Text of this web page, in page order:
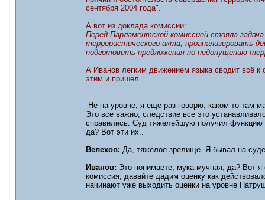
сентября 2004 года".
А вот из доклада комиссии:
Перед Парламентской комиссией стояла
террористического акта, проанализировать
подготовить предложения по недопущению
А Иванов легким движением языка сводит всё к
этим и пришел.
Не на уровне, я еще раз говорю, каком-то там
Это все важно, следствие все это
справились. Суд тяжелейшую получил функцию
да? Вот эти их..
Велехов: Да, тяжёлое зрелище. Я бывал на
Иванов: Это понимаете, мука мучная, да? Вот
комиссия, давайте дадим оценку как
начинают уже выходить оценки на уровне